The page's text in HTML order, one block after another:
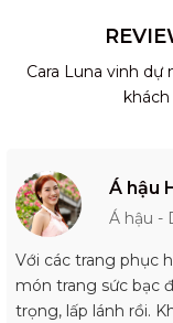
Cara Luna vinh
Á hậu
Á hậu -
Với các trang phục
món trang sức bạc
trọng, lấp lánh rồi.